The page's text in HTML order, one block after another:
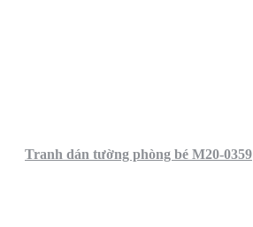
Tranh dán tường phòng bé M20-0359